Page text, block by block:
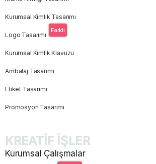
Kurumsal Kimlik Tasarımı
Logo Tasarımı
Farklı
Kurumsal Kimlik Klavuzu
Ambalaj Tasarımı
Etiket Tasarımı
Promosyon Tasarımı
KREATİF İŞLER
Kurumsal Çalışmalar